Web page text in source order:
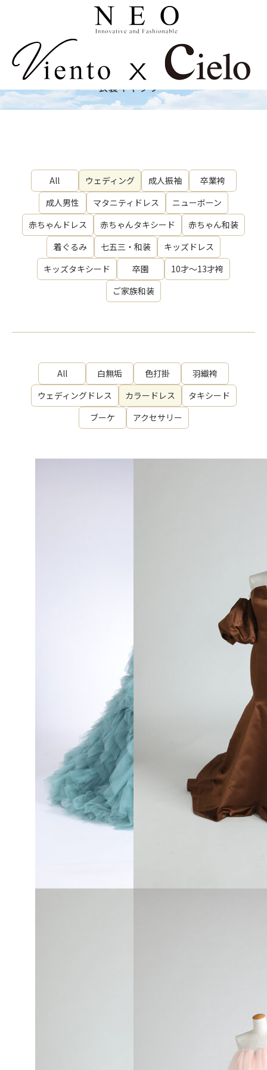
Costume
衣裳ギャラリー
All ウェディング 成人振袖
卒業袴
成人男性
マタニティドレス
ニューボーン
赤ちゃんドレス
赤ちゃんタキシード
赤ちゃん和装
着ぐるみ
七五三・和装
キッズドレス
キッズタキシード
卒園
10才～13才袴
ご家族和装
All 白無垢 色打掛
羽織袴
ウェディングドレス
カラードレス
タキシード
ブーケ
アクセサリー